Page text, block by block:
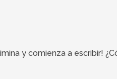
y comienza a escribir!